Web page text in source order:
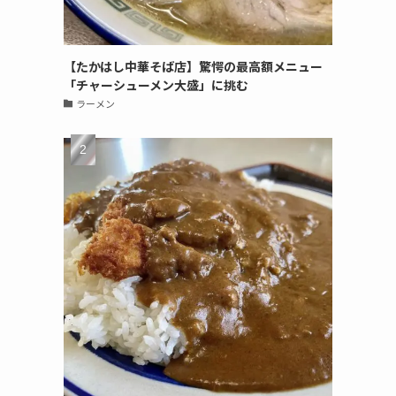
【たかはし中華そば店】驚愕の最高額メニュー
「チャーシューメン大盛」に挑む
ラーメン